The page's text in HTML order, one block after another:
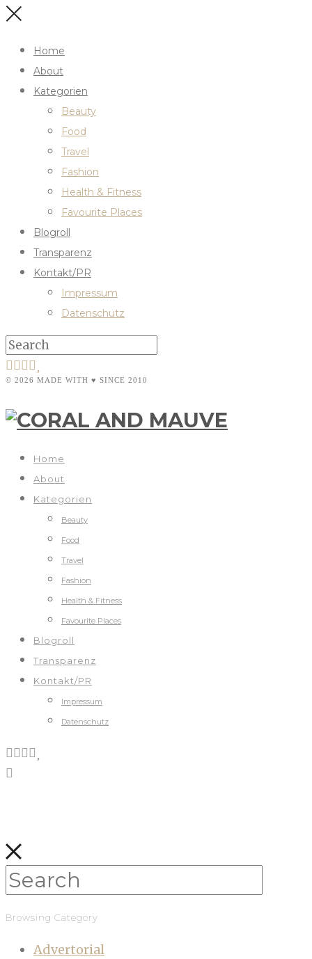
Home
About
Kategorien
Beauty
Food
Travel
Fashion
Health & Fitness
Favourite Places
Blogroll
Transparenz
Kontakt/PR
Impressum
Datenschutz
© 2026 MADE WITH ♥ SINCE 2010
Home
About
Kategorien
Beauty
Food
Travel
Fashion
Health & Fitness
Favourite Places
Blogroll
Transparenz
Kontakt/PR
Impressum
Datenschutz
Browsing Category
Advertorial